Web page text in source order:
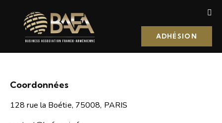
ADHÉSION
Coordonnées
128 rue la Boétie, 75008, PARIS